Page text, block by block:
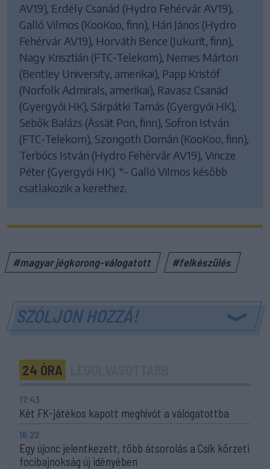
AV19), Erdély Csanád (Hydro Fehérvár AV19),
Galló Vilmos (KooKoo, finn), Hári János (Hydro
Fehérvár AV19), Horváth Bence (Jukurit, finn),
Nagy Krisztián (FTC-Telekom), Nemes Márton
(Bentley University, amerikai), Papp Kristóf
(Norfolk Admirals, amerikai), Ravasz Csanád
(Gyergyói HK), Sárpátki Tamás (Gyergyói HK),
Sebők Balázs (Ässät Pori, finn), Sofron István
(FTC-Telekom), Szongoth Domán (KooKoo, finn),
Terbócs István (Hydro Fehérvár AV19), Vincze
Péter (Gyergyói HK). *– Galló Vilmos később
csatlakozik a kerethez.
#magyar jégkorong-válogatott #felkészülés
SZÓLJON HOZZÁ!
24 ÓRA
17:43
Két FK-játékos kapott meghívót a válogatottba
16:22
Egy újonc jelentkezett, több átsorolás a Csík körzeti
focibajnokság új idényében